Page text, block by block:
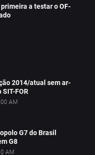
a testar o OF-
2014/atual sem ar-
FOR
AM
G7 do Brasil
G8
AM